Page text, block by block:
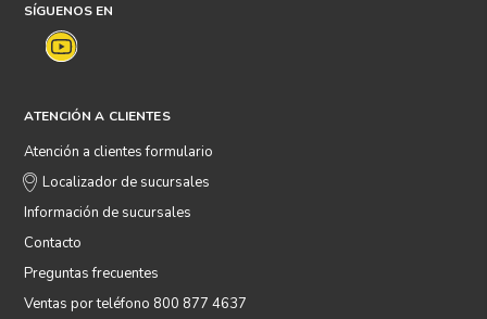
SÍGUENOS EN
ATENCIÓN A CLIENTES
Atención a clientes formulario
Localizador de sucursales
Información de sucursales
Contacto
Preguntas frecuentes
Ventas por teléfono 800 877 4637